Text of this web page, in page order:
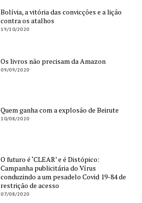
Bolívia, a vitória das convicções e a lição
contra os atalhos
19/10/2020
Os livros não precisam da Amazon
09/09/2020
Quem ganha com a explosão de Beirute
10/08/2020
O futuro é ‘CLEAR’ e é Distópico:
Campanha publicitária do Vírus
conduzindo a um pesadelo Covid 19-84 de
restrição de acesso
07/08/2020